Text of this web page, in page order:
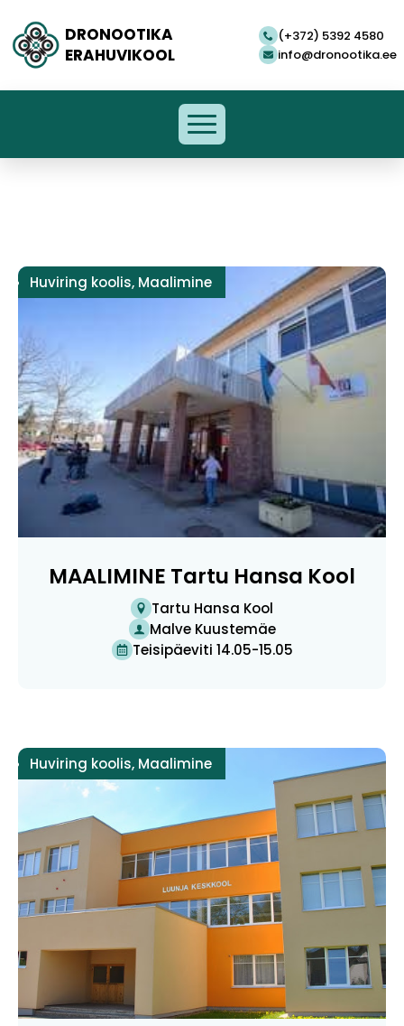
DRONOOTIKA
ERAHUVIKOOL
(+372) 5392 4580
info@dronootika.ee
Huviring koolis, Maalimine
MAALIMINE Tartu Hansa Kool
Tartu Hansa Kool
Malve Kuustemäe
Teisipäeviti 14.05-15.05
Huviring koolis, Maalimine